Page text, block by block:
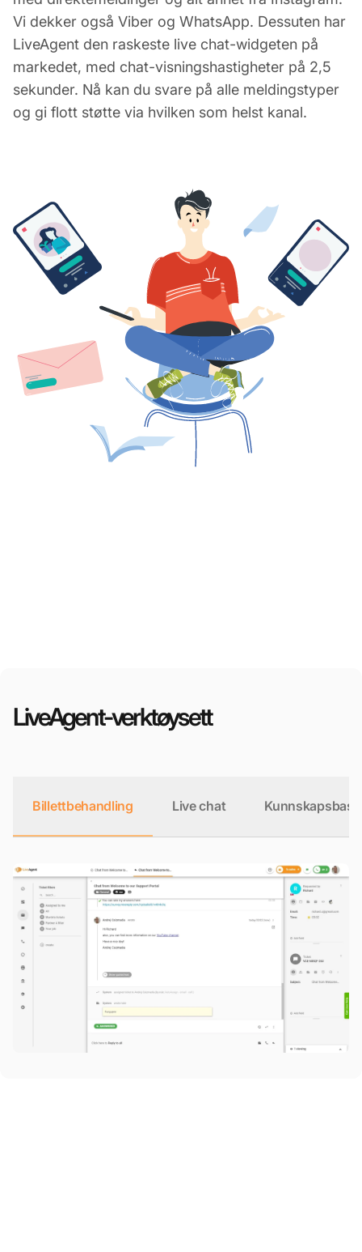
Vi dekker også Viber og WhatsApp. Dessuten har
LiveAgent den raskeste live chat-widgeten på
markedet, med chat-visningshastigheter på 2,5
sekunder. Nå kan du svare på alle meldingstyper
og gi flott støtte via hvilken som helst kanal.
LiveAgent-verktøysett
Billettbehandling Live chat Kunnskapsbase